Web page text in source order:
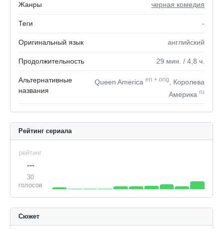
Жанры черная комедия
Теги -
Оригинальный язык английский
Продолжительность 29 мин. / 4,8 ч.
Альтернативные
названия
Queen America en + orig
, Королева
Америка ru
Рейтинг сериала
рейтинг
---
30
голосов
Сюжет